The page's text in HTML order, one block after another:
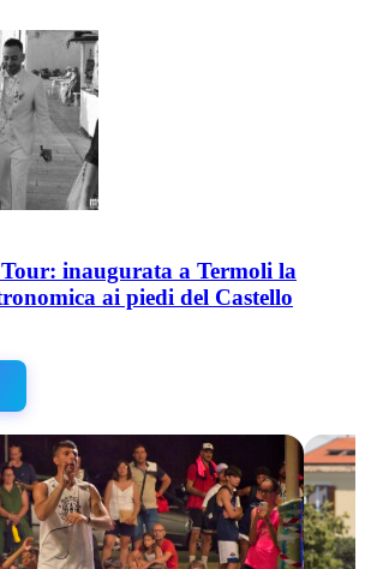
inaugurata a Termoli la
ai piedi del Castello